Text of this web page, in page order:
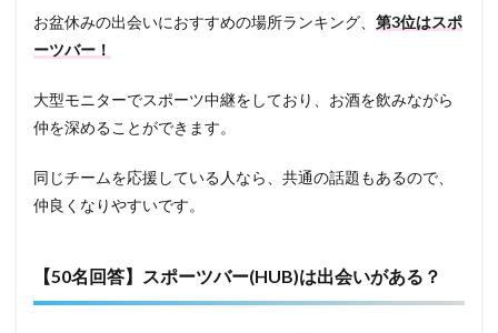
お盆休みの出会いにおすすめの場所ランキング、 第3位はスポ
ーツバー ！
大型モニターでスポーツ中継をしており、お酒を飲みながら
仲を深めることができます。
同じチームを応援している人なら、共通の話題もあるので、
仲良くなりやすいです。
【50名回答】スポーツバー(HUB)は出会いがある？